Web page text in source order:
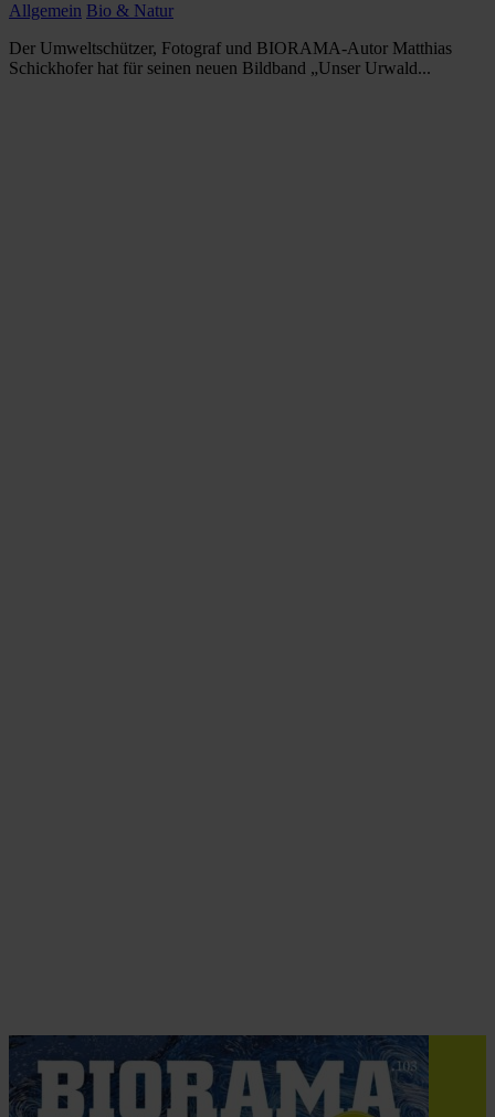
Allgemein Bio & Natur
Der Umweltschützer, Fotograf und BIORAMA-Autor Matthias
Schickhofer hat für seinen neuen Bildband „Unser Urwald...